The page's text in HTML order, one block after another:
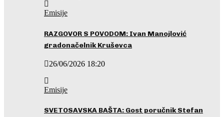
Emisije
RAZGOVOR S POVODOM: Ivan Manojlović
gradonačelnik Kruševca
26/06/2026 18:20
Emisije
SVETOSAVSKA BAŠTA: Gost poručnik Stefan